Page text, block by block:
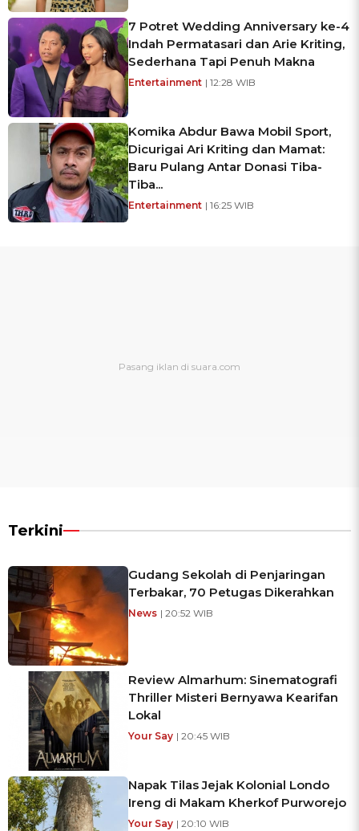
7 Potret Wedding Anniversary ke-4
Indah Permatasari dan Arie Kriting,
Sederhana Tapi Penuh Makna
Entertainment | 12:28 WIB
Komika Abdur Bawa Mobil Sport,
Dicurigai Ari Kriting dan Mamat:
Baru Pulang Antar Donasi Tiba-
Tiba...
Entertainment | 16:25 WIB
Terkini
Gudang Sekolah di Penjaringan
Terbakar, 70 Petugas Dikerahkan
News | 20:52 WIB
Review Almarhum: Sinematografi
Thriller Misteri Bernyawa Kearifan
Lokal
Your Say | 20:45 WIB
Napak Tilas Jejak Kolonial Londo
Ireng di Makam Kherkof Purworejo
Your Say | 20:10 WIB